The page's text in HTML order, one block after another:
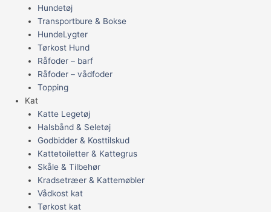
Hundetøj
Transportbure & Bokse
HundeLygter
Tørkost Hund
Råfoder – barf
Råfoder – vådfoder
Topping
Kat
Katte Legetøj
Halsbånd & Seletøj
Godbidder & Kosttilskud
Kattetoiletter & Kattegrus
Skåle & Tilbehør
Kradsetræer & Kattemøbler
Vådkost kat
Tørkost kat